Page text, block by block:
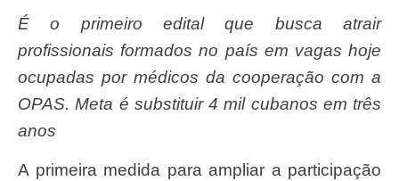
É o primeiro edital que busca atrair
profissionais formados no país em vagas hoje
ocupadas por médicos da cooperação com a
OPAS. Meta é substituir 4 mil cubanos em três
anos
A primeira medida para ampliar a participação